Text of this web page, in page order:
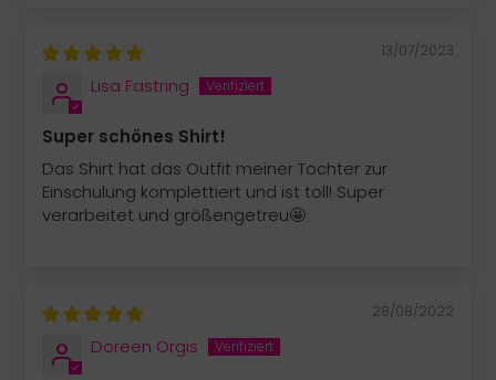
13/07/2023
Lisa Fastring
Super schönes Shirt!
Das Shirt hat das Outfit meiner Tochter zur
Einschulung komplettiert und ist toll! Super
verarbeitet und größengetreu🤩
28/08/2022
Doreen Orgis